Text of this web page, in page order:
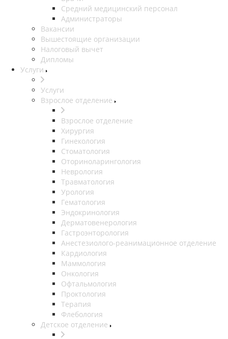
Средний медицинский персонал
Администраторы
Вакансии
Вышестоящие организации
Налоговый вычет
Дипломы
Услуги
Услуги
Взрослое отделение
Взрослое отделение
Хирургия
Гинекология
Стоматология
Оториноларингология
Неврология
Травматология
Урология
Гематология
Эндокринология
Дерматовенерология
Гастроэнторология
Анестезиолого-реанимационное отделение
Кардиология
Маммология
Онкология
Офтальмология
Проктология
Терапия
Флебология
Детское отделение